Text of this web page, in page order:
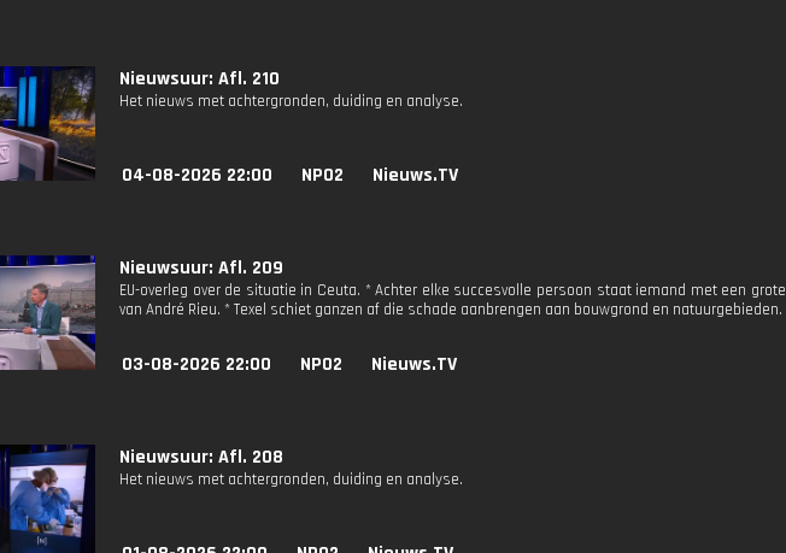
Nieuwsuur: Afl. 210
Het nieuws met achtergronden, duiding en analyse.
04-08-2026 22:00 NPO2 Nieuws.TV
Nieuwsuur: Afl. 209
EU-overleg over de situatie in Ceuta. * Achter elke succesvolle persoon staat iemand met een
van André Rieu. * Texel schiet ganzen af die schade aanbrengen aan bouwgrond en natuurgebieden.
03-08-2026 22:00 NPO2 Nieuws.TV
Nieuwsuur: Afl. 208
Het nieuws met achtergronden, duiding en analyse.